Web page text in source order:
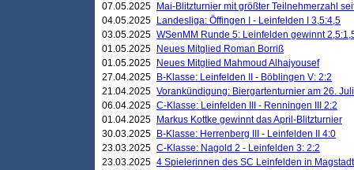
07.05.2025
Mai-Blitzturnier mit größter Teilnehmerzahl
04.05.2025
Landesliga: Öffingen I - Leinfelden I 3,5:4,5
03.05.2025 WSenMM Runde 5: Leinfelden gewinnt
01.05.2025
Neues Mitglied Roman Borriß
01.05.2025
Neues Mitglied Mahmoud Alhajyousef
27.04.2025
B-Klasse: Leinfelden II - Böblingen V: 2:2
21.04.2025 Vorankündigung: Biergartenturnier am 26. Juli
06.04.2025 C-Klasse: Leinfelden III - Renningen III 2:2
01.04.2025
Markus Kottke gewinnt das April-Blitzturnier
30.03.2025
B-Klasse: Herrenberg III - Leinfelden II 4:0
23.03.2025 C-Klasse: Nagold 2 - Leinfelden 3: 2:2
23.03.2025 4 Spielerinnen des SC Leinfelden in Magstadt